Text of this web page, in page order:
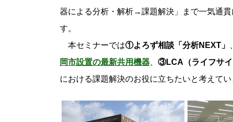
器による分析・解析→課題解決」まで一気通
す。
本セミナーでは①よろず相談「分析NEXT」
岡市設置の最新共用機器
③LCA（ライフサイ
における課題解決のお役に立ちたいと考えて